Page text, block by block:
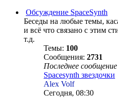
Обсуждение SpaceSynth
Беседы на любые темы,
и всё что связано с этим
т.д.
Темы: 100
Сообщения: 2731
Последнее сообщение
Spacesynth звездочки
Alex Volf
Сегодня, 08:30